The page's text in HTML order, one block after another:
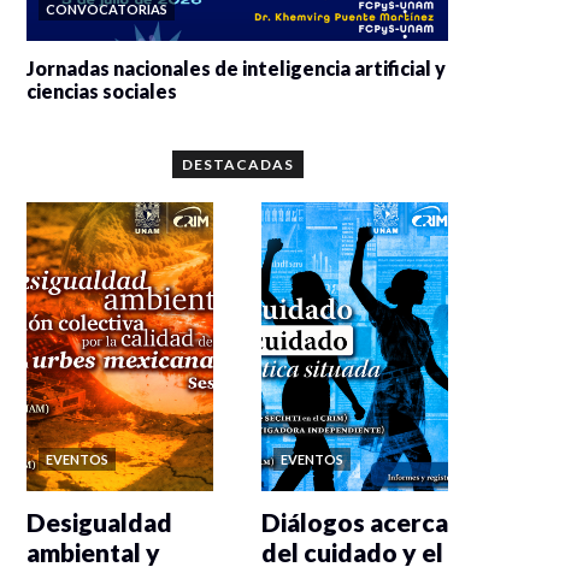
CONVOCATORIAS
Jornadas nacionales de inteligencia artificial y
ciencias sociales
DESTACADAS
EVENTOS
Desigualdad
ambiental y
EVENTOS
Diálogos acerca
del cuidado y el